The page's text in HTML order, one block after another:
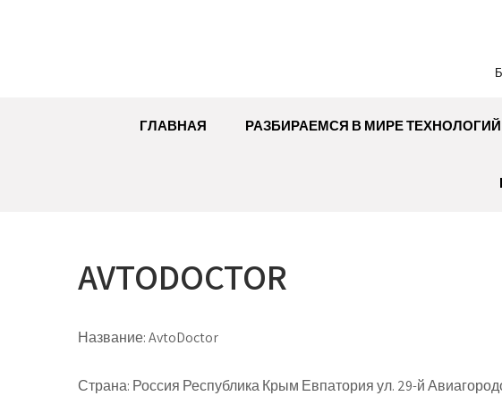
ГЛАВНАЯ РАЗБИРАЕМСЯ В МИРЕ ТЕХНОЛОГИЙ
AVTODOCTOR
Название:AvtoDoctor
Страна: Россия Республика Крым Евпатория ул. 29-й